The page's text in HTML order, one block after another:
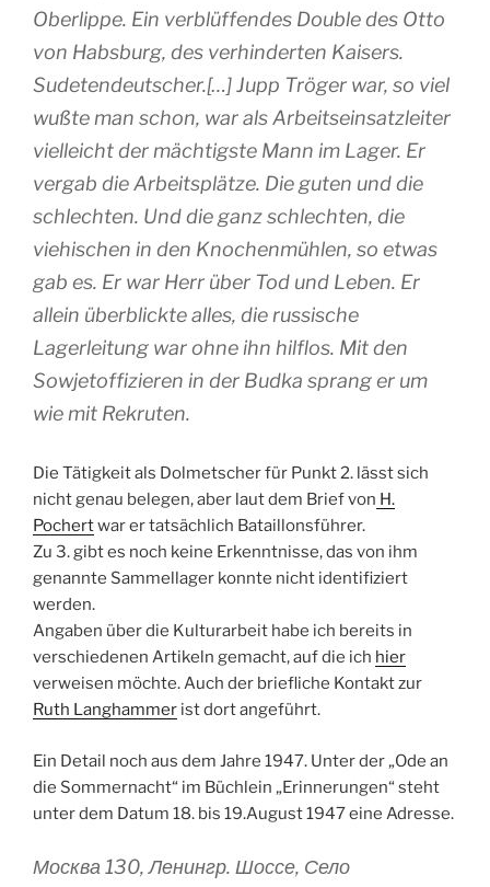
Oberlippe. Ein verblüffendes Double des Otto
von Habsburg, des verhinderten Kaisers.
Sudetendeutscher.[…] Jupp Tröger war, so viel
wußte man schon, war als Arbeitseinsatzleiter
vielleicht der mächtigste Mann im Lager. Er
vergab die Arbeitsplätze. Die guten und die
schlechten. Und die ganz schlechten, die
viehischen in den Knochenmühlen, so etwas
gab es. Er war Herr über Tod und Leben. Er
allein überblickte alles, die russische
Lagerleitung war ohne ihn hilflos. Mit den
Sowjetoffizieren in der Budka sprang er um
wie mit Rekruten.
Die Tätigkeit als Dolmetscher für Punkt 2. lässt sich
nicht genau belegen, aber laut dem Brief von H.
Pochertwar er tatsächlich Bataillonsführer.
Zu 3. gibt es noch keine Erkenntnisse, das von ihm
genannte Sammellager konnte nicht identifiziert
werden.
Angaben über die Kulturarbeit habe ich bereits in
verschiedenen Artikeln gemacht, auf die ich hier
verweisen möchte. Auch der briefliche Kontakt zur
Ruth Langhammer ist dort angeführt.
Ein Detail noch aus dem Jahre 1947. Unter der „Ode an
die Sommernacht“ im Büchlein „Erinnerungen“ steht
unter dem Datum 18. bis 19.August 1947 eine Adresse.
Москва 130, Ленингр. Шоссе, Село